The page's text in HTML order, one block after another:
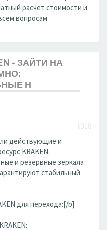
расчёт стоимости и
вопросам
- ЗАЙТИ НА
Н
#318
действующие и
KRAKEN.
и резервные зеркала
стабильный
для перехода:[/b]